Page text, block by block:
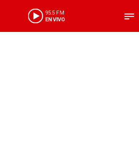
95.5 FM
EN VIVO